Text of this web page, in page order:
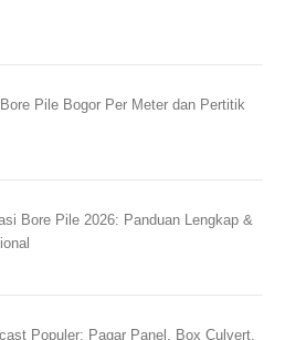
Pile Bogor Per Meter dan Pertitik
Bore Pile 2026: Panduan Lengkap &
Populer: Pagar Panel, Box Culvert,